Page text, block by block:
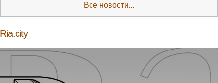
Все новости...
Ria.city